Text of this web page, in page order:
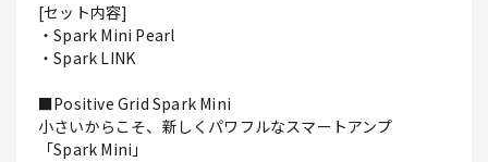
[セット内容]
・Spark Mini Pearl
・Spark LINK
■Positive Grid Spark Mini
小さいからこそ、新しくパワフルなスマートアンプ
「Spark Mini」